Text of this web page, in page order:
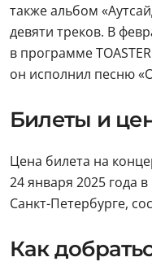
также альбом
девяти треков. В
в программе
он исполнил песню
Билеты и
Цена билета на
24 января 2025 года
Санкт-Петербурге,
Как